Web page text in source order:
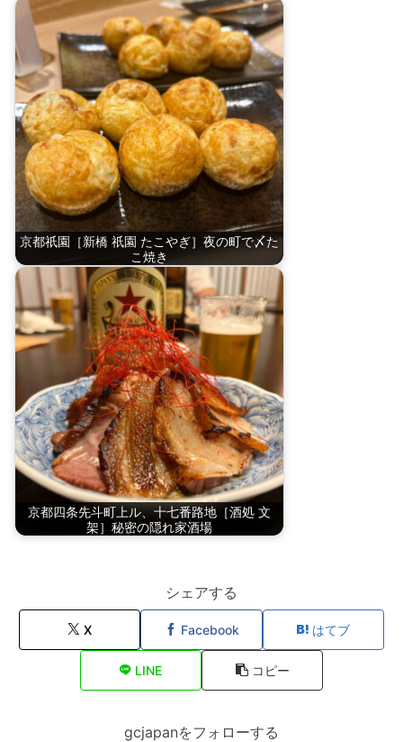
京都祇園［新橋 祇園 たこやぎ］夜の町で〆た
こ焼き
京都四条先斗町上ル、十七番路地［酒処 文
架］秘密の隠れ家酒場
シェアする
X Facebook はてブ
LINE コピー
gcjapanをフォローする